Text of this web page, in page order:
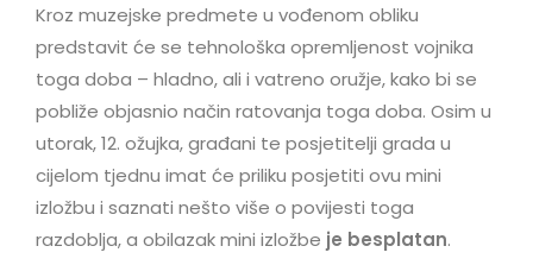
Kroz muzejske predmete u vođenom obliku
predstavit će se tehnološka opremljenost vojnika
toga doba – hladno, ali i vatreno oružje, kako bi se
pobliže objasnio način ratovanja toga doba. Osim u
utorak, 12. ožujka, građani te posjetitelji grada u
cijelom tjednu imat će priliku posjetiti ovu mini
izložbu i saznati nešto više o povijesti toga
razdoblja, a obilazak mini izložbe je besplatan.